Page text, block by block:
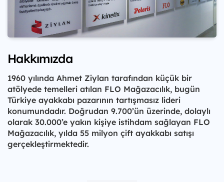
Hakkımızda
1960 yılında Ahmet Ziylan tarafından küçük bir
atölyede temelleri atılan FLO Mağazacılık, bugün
Türkiye ayakkabı pazarının tartışmasız lideri
konumundadır. Doğrudan 9.700’ün üzerinde, dolaylı
olarak 30.000’e yakın kişiye istihdam sağlayan FLO
Mağazacılık, yılda 55 milyon çift ayakkabı satışı
gerçekleştirmektedir.